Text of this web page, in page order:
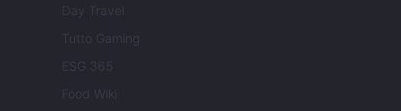
Day Travel
Tutto Gaming
ESG 365
Food Wiki